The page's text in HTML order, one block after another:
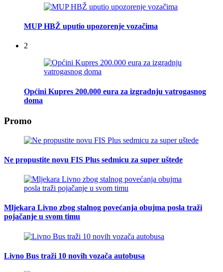
MUP HBŽ uputio upozorenje vozačima
2
Općini Kupres 200.000 eura za izgradnju vatrogasnog
doma
Promo
Ne propustite novu FIS Plus sedmicu za super uštede
Mljekara Livno zbog stalnog povećanja obujma posla traži
pojačanje u svom timu
Livno Bus traži 10 novih vozača autobusa